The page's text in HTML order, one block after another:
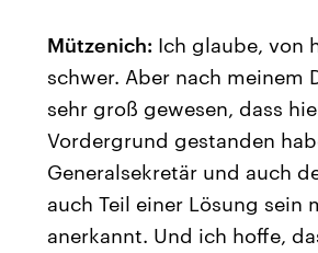
Mützenich: Ich glaube, von
schwer. Aber nach meinem
sehr groß gewesen, dass
Vordergrund gestanden
Generalsekretär und auch
auch Teil einer Lösung sein
anerkannt. Und ich hoffe,